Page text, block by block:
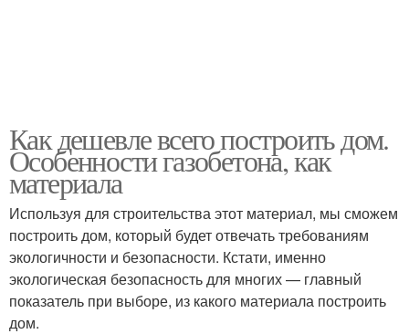
Как дешевле всего построить дом.
Особенности газобетона, как
материала
Используя для строительства этот материал, мы сможем
построить дом, который будет отвечать требованиям
экологичности и безопасности. Кстати, именно
экологическая безопасность для многих — главный
показатель при выборе, из какого материала построить
дом.